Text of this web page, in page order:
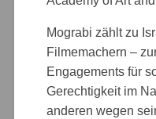
Mograbi zählt zu
Filmemachern –
Engagements für
Gerechtigkeit im
anderen wegen